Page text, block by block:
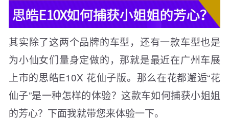
其实除了这两个品牌的车型，还有一款车型也是
为小仙女们量身定做的，那就是最近在广州车展
上市的思皓E10X 花仙子版。那么在花都邂逅“花
仙子”是一种怎样的体验？这款车如何捕获小姐姐
的芳心？下面我就带您来体验一下。